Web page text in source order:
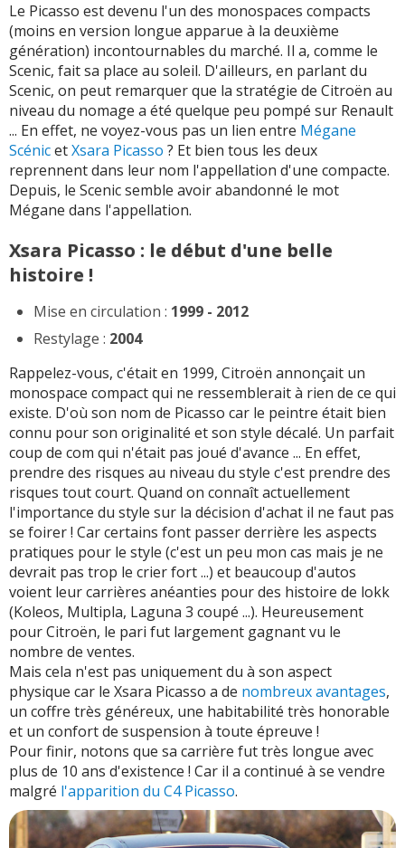
Le Picasso est devenu l'un des monospaces compacts
(moins en version longue apparue à la deuxième
génération) incontournables du marché. Il a, comme le
Scenic, fait sa place au soleil. D'ailleurs, en parlant du
Scenic, on peut remarquer que la stratégie de Citroën au
niveau du nomage a été quelque peu pompé sur Renault
... En effet, ne voyez-vous pas un lien entre Mégane
ScénicetXsara Picasso ? Et bien tous les deux
reprennent dans leur nom l'appellation d'une compacte.
Depuis, le Scenic semble avoir abandonné le mot
Mégane dans l'appellation.
Xsara Picasso : le début d'une belle
histoire !
Mise en circulation : 1999 - 2012
Restylage : 2004
Rappelez-vous, c'était en 1999, Citroën annonçait un
monospace compact qui ne ressemblerait à rien de ce qui
existe. D'où son nom de Picasso car le peintre était bien
connu pour son originalité et son style décalé. Un parfait
coup de com qui n'était pas joué d'avance ... En effet,
prendre des risques au niveau du style c'est prendre des
risques tout court. Quand on connaît actuellement
l'importance du style sur la décision d'achat il ne faut pas
se foirer ! Car certains font passer derrière les aspects
pratiques pour le style (c'est un peu mon cas mais je ne
devrait pas trop le crier fort ...) et beaucoup d'autos
voient leur carrières anéanties pour des histoire de lokk
(Koleos, Multipla, Laguna 3 coupé ...). Heureusement
pour Citroën, le pari fut largement gagnant vu le
nombre de ventes.
Mais cela n'est pas uniquement du à son aspect
physique car le Xsara Picasso a de nombreux avantages,
un coffre très généreux, une habitabilité très honorable
et un confort de suspension à toute épreuve !
Pour finir, notons que sa carrière fut très longue avec
plus de 10 ans d'existence ! Car il a continué à se vendre
malgré l'apparition du C4 Picasso.